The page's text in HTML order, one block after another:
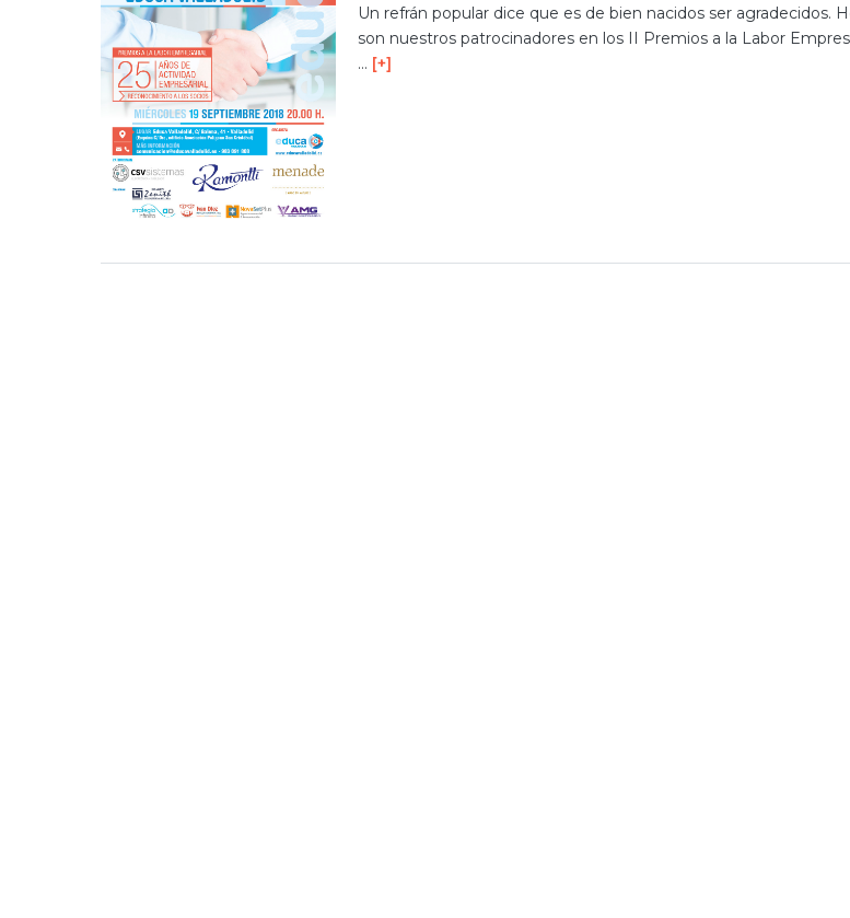
Un refrán popular dice que es de bien nacidos ser agradecidos.
son nuestros patrocinadores en los II Premios a la Labor
… [+]